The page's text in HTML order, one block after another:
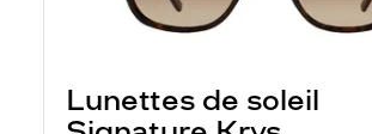
Lunettes de soleil